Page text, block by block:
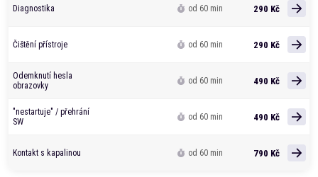
Diagnostika od 60 min 290 Kč
Čištění přístroje od 60 min 290 Kč
Odemknutí hesla
obrazovky
od 60 min 490 Kč
"nestartuje" / přehrání
SW
od 60 min 490 Kč
Kontakt s kapalinou od 60 min 790 Kč